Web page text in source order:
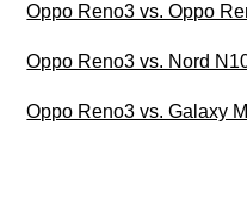
Oppo Reno3 vs. Oppo
Oppo Reno3 vs. Nord
Oppo Reno3 vs. Galaxy